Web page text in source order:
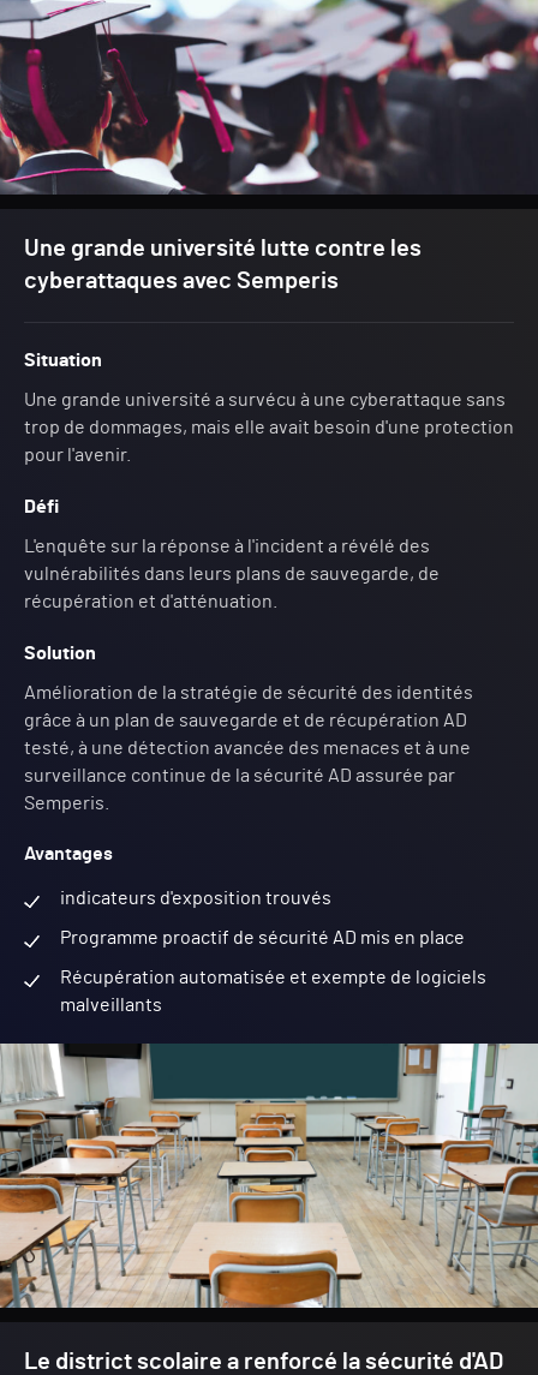
Une grande université lutte contre les
cyberattaques avec Semperis
Situation
Une grande université a survécu à une cyberattaque sans
trop de dommages, mais elle avait besoin d'une protection
pour l'avenir.
Défi
L'enquête sur la réponse à l'incident a révélé des
vulnérabilités dans leurs plans de sauvegarde, de
récupération et d'atténuation.
Solution
Amélioration de la stratégie de sécurité des identités
grâce à un plan de sauvegarde et de récupération AD
testé, à une détection avancée des menaces et à une
surveillance continue de la sécurité AD assurée par
Semperis.
Avantages
indicateurs d'exposition trouvés
Programme proactif de sécurité AD mis en place
Récupération automatisée et exempte de logiciels
malveillants
Le district scolaire a renforcé la sécurité d'AD